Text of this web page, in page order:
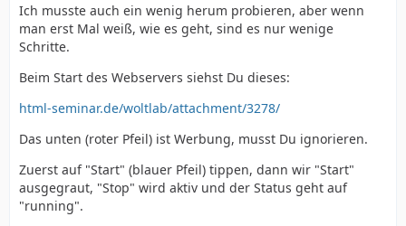
Ich musste auch ein wenig herum probieren, aber wenn
man erst Mal weiß, wie es geht, sind es nur wenige
Schritte.
Beim Start des Webservers siehst Du dieses:
html-seminar.de/woltlab/attachment/3278/
Das unten (roter Pfeil) ist Werbung, musst Du ignorieren.
Zuerst auf "Start" (blauer Pfeil) tippen, dann wir "Start"
ausgegraut, "Stop" wird aktiv und der Status geht auf
"running".